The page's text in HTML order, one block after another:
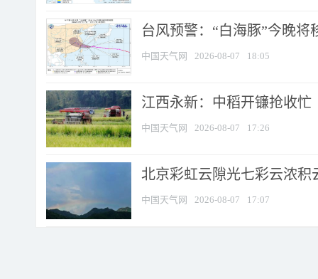
台风预警：“白海豚”今晚将
中国天气网 2026-08-07 18:05
江西永新：中稻开镰抢收忙
中国天气网 2026-08-07 17:26
北京彩虹云隙光七彩云浓积
中国天气网 2026-08-07 17:07